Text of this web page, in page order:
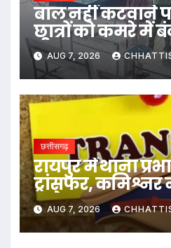
बाल नहीं कटवाने
छात्रों को कमरे में
पीटा…
AUG 7, 2026
छत्तीसगढ़
रायपुर में थाना
ट्रांसफर, कमिश्नर
आदेश
AUG 7, 2026